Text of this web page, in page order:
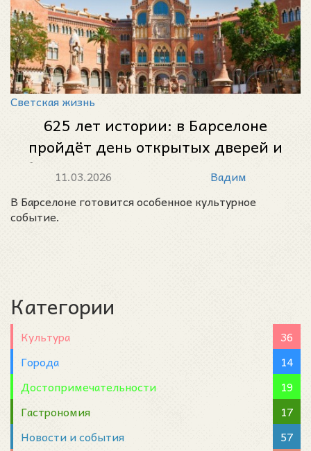
Светская жизнь
625 лет истории: в Барселоне
пройдёт день открытых дверей и
бесплатные концерты в комплексе
Сант-Пау (Recinto Modernista de
Sant Pau)
11.03.2026
Вадим
В Барселоне готовится особенное культурное
событие.
Категории
Культура
36
Города
14
Достопримечательности
19
Гастрономия
17
Новости и события
57